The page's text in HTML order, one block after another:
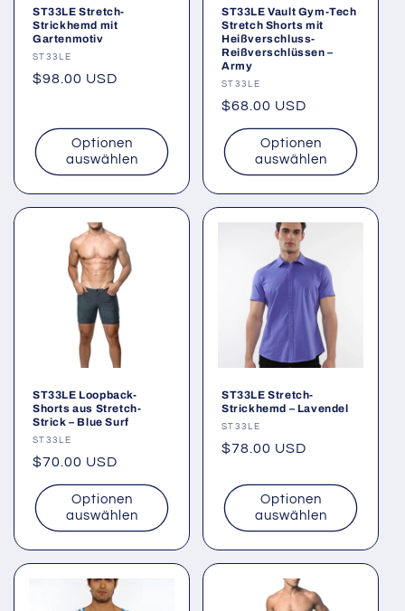
ST33LE Stretch-
Strickhemd mit
Gartenmotiv
Anbieter:
ST33LE
Normaler
$98.00 USD
Optionen
auswählen
ST33LE Vault Gym-Tech
Stretch Shorts mit
Heißverschluss-
Reißverschlüssen –
Army
Anbieter:
ST33LE
Normaler
Preis
$68.00 USD
Optionen
auswählen
ST33LE Loopback-
Shorts aus Stretch-
Strick – Blue Surf
Anbieter:
ST33LE
Normaler
Preis
$70.00 USD
Optionen
auswählen
ST33LE Stretch-
Strickhemd – Lavendel
Anbieter:
ST33LE
Normaler
$78.00 USD
Optionen
auswählen